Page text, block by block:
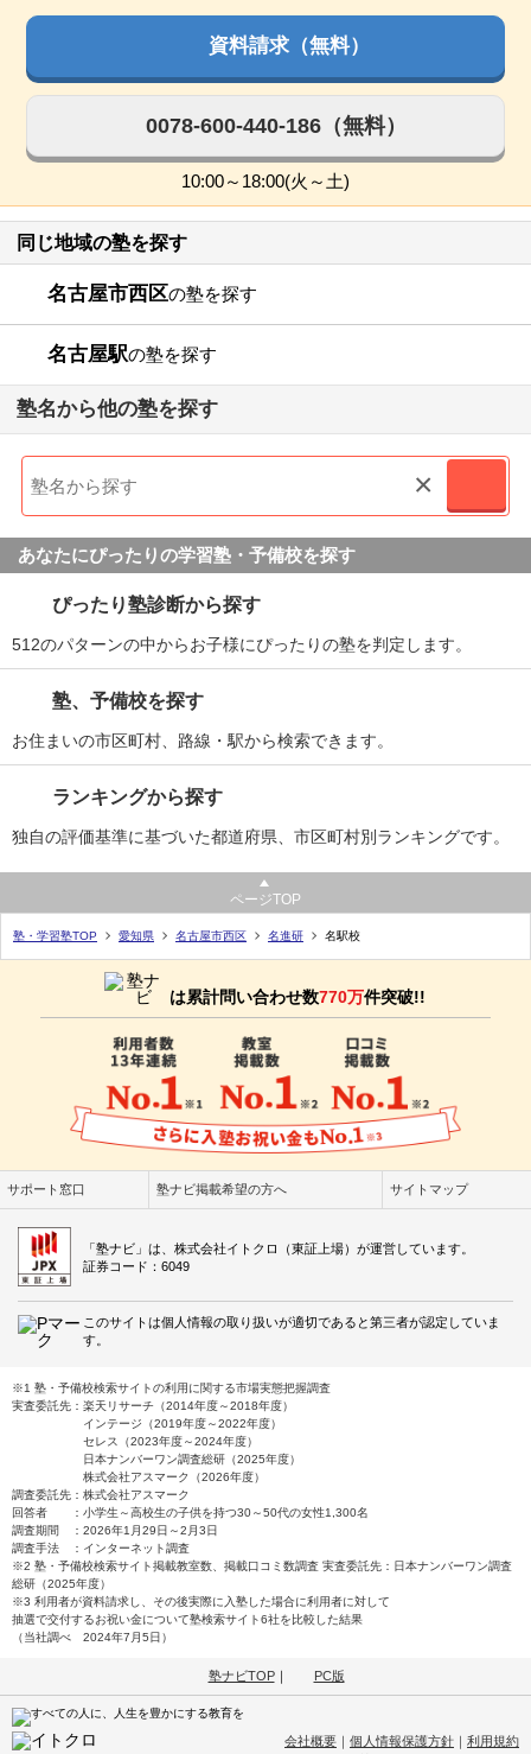
資料請求（無料）
0078-600-440-186（無料）
10:00～18:00(火～土)
同じ地域の塾を探す
名古屋市西区の塾を探す
名古屋駅の塾を探す
塾名から他の塾を探す
×
あなたにぴったりの学習塾・予備校を探す
ぴったり塾診断から探す
512のパターンの中からお子様にぴったりの塾を判定します。
塾、予備校を探す
お住まいの市区町村、路線・駅から検索できます。
ランキングから探す
独自の評価基準に基づいた都道府県、市区町村別ランキングです。
ページTOP
塾・学習塾TOP 愛知県 名古屋市西区 名進研 名駅校
は累計問い合わせ数770万件突破!!
サポート窓口 塾ナビ掲載希望の方へ サイトマップ
「塾ナビ」は、株式会社イトクロ（東証上場）が運営しています。
証券コード：6049
このサイトは個人情報の取り扱いが適切であると第三者が認定していま
す。
※1 塾・予備校検索サイトの利用に関する市場実態把握調査
実査委託先：楽天リサーチ（2014年度～2018年度）
インテージ（2019年度～2022年度）
セレス（2023年度～2024年度）
日本ナンバーワン調査総研（2025年度）
株式会社アスマーク（2026年度）
調査委託先：株式会社アスマーク
回答者 ：小学生～高校生の子供を持つ30～50代の女性1,300名
調査期間 ：2026年1月29日～2月3日
調査手法 ：インターネット調査
※2 塾・予備校検索サイト掲載教室数、掲載口コミ数調査 実査委託先：日本ナンバーワン調査
総研（2025年度）
※3 利用者が資料請求し、その後実際に入塾した場合に利用者に対して
抽選で交付するお祝い金について塾検索サイト6社を比較した結果
（当社調べ 2024年7月5日）
塾ナビTOP｜ PC版
会社概要 ｜ 個人情報保護方針 ｜ 利用規約